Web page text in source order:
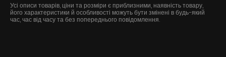
Усі описи товарів, ціни та розміри є приблизними, наявність товару,
його характеристики й особливості можуть бути змінені в будь-який
час, час від часу та без попереднього повідомлення.